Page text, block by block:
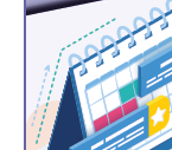
JORNAL DO
AGENDA
SEESP NOTÍCIAS